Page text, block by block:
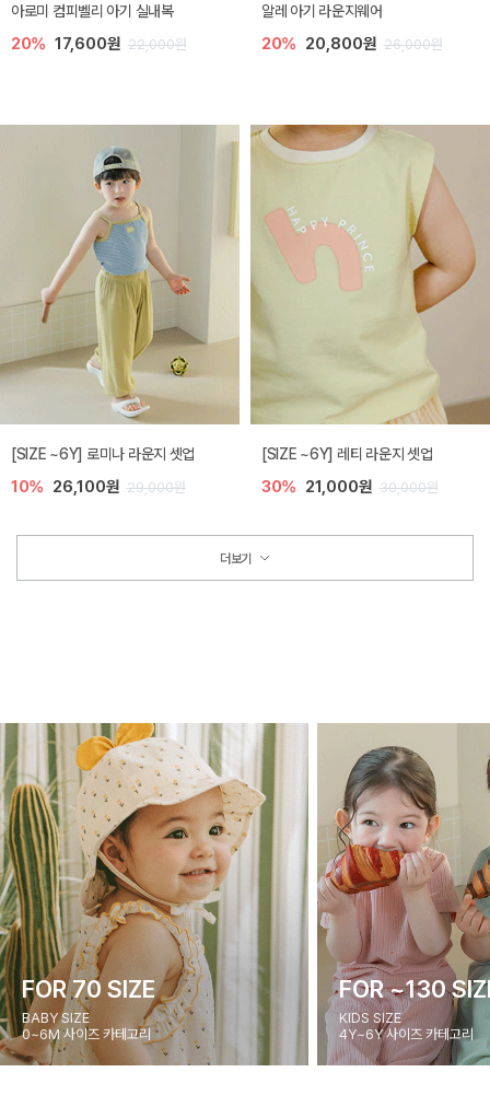
아로미 컴피벨리 아기 실내복
20% 17,600원 22,000원
알레 아기 라운지웨어
20% 20,800원 26,000원
[SIZE ~6Y] 로미나 라운지 셋업
10% 26,100원 29,000원
[SIZE ~6Y] 레티 라운지 셋업
30% 21,000원 30,000원
더보기
FOR 70 SIZE
BABY SIZE
0~6M 사이즈 카테고리
FOR ~130
KIDS SIZE
4Y~6Y 사이즈 카테고리